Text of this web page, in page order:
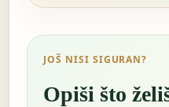
JOŠ NISI SIGURAN?
Opiši što